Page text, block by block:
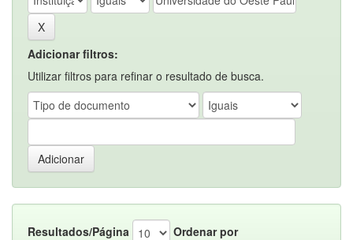
Adicionar filtros:
Utilizar filtros para refinar o resultado de busca.
Resultados/Página
Ordenar por